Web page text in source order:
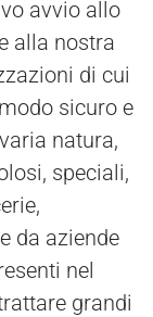
avvio allo
alla nostra
di cui
sicuro e
natura,
speciali,
da aziende
nel
grandi